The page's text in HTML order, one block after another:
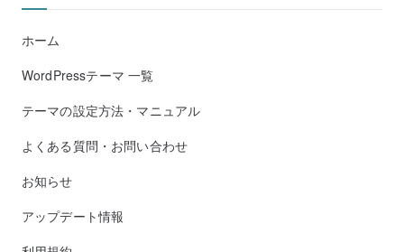
ホーム
WordPressテーマ 一覧
テーマの設定方法・マニュアル
よくある質問・お問い合わせ
お知らせ
アップデート情報